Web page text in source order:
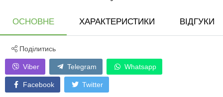
ОСНОВНЕ ХАРАКТЕРИСТИКИ ВІДГУКИ
Поділитись
Viber Telegram Whatsapp
Facebook Twitter